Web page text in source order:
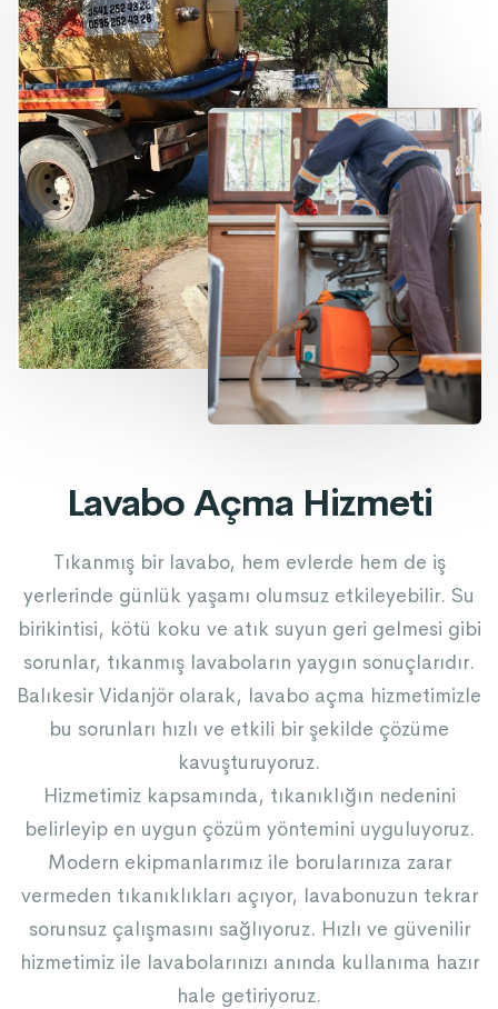
Lavabo Açma Hizmeti
Tıkanmış bir lavabo, hem evlerde hem de iş
yerlerinde günlük yaşamı olumsuz etkileyebilir. Su
birikintisi, kötü koku ve atık suyun geri gelmesi gibi
sorunlar, tıkanmış lavaboların yaygın sonuçlarıdır.
Balıkesir Vidanjör olarak, lavabo açma hizmetimizle
bu sorunları hızlı ve etkili bir şekilde çözüme
kavuşturuyoruz.
Hizmetimiz kapsamında, tıkanıklığın nedenini
belirleyip en uygun çözüm yöntemini uyguluyoruz.
Modern ekipmanlarımız ile borularınıza zarar
vermeden tıkanıklıkları açıyor, lavabonuzun tekrar
sorunsuz çalışmasını sağlıyoruz. Hızlı ve güvenilir
hizmetimiz ile lavabolarınızı anında kullanıma hazır
hale getiriyoruz.